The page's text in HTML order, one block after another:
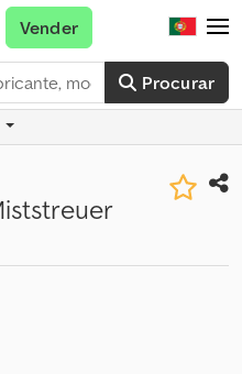
Procurar
Vender